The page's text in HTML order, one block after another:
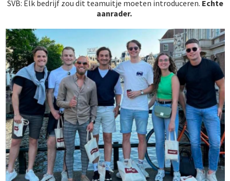
SVB: Elk bedrijf zou dit teamuitje moeten introduceren. Echte
aanrader.